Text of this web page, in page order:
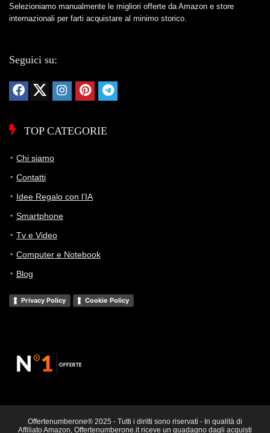
Selezioniamo manualmente le migliori offerte da Amazon e store
internazionali per farti acquistare al minimo storico.
Seguici su:
TOP CATEGORIE
Chi siamo
Contatti
Idee Regalo con l’IA
Smartphone
Tv e Video
Computer e Notebook
Blog
Privacy Policy Cookie Policy
Offertenumberone® 2025 - Tutti i diritti sono riservati - In qualità di
Affiliato Amazon, Offertenumberone.it riceve un guadagno dagli acquisti